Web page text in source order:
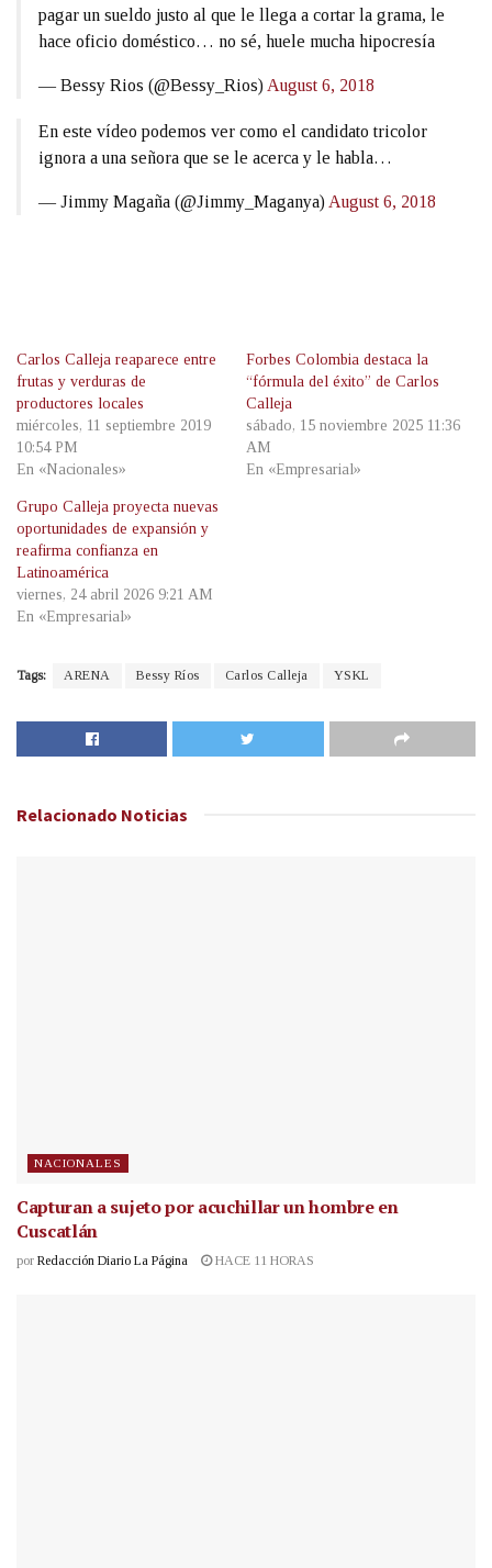
pagar un sueldo justo al que le llega a cortar la grama, le
hace oficio doméstico… no sé, huele mucha hipocresía
— Bessy Rios (@Bessy_Rios) August 6, 2018
En este vídeo podemos ver como el candidato tricolor
ignora a una señora que se le acerca y le habla…
— Jimmy Magaña (@Jimmy_Maganya) August 6, 2018
Carlos Calleja reaparece entre
frutas y verduras de
productores locales
miércoles, 11 septiembre 2019
10:54 PM
En «Nacionales»
Forbes Colombia destaca la
“fórmula del éxito” de Carlos
Calleja
sábado, 15 noviembre 2025 11:36
AM
En «Empresarial»
Grupo Calleja proyecta nuevas
oportunidades de expansión y
reafirma confianza en
Latinoamérica
viernes, 24 abril 2026 9:21 AM
En «Empresarial»
Tags: ARENA Bessy Ríos Carlos Calleja YSKL
Relacionado Noticias
NACIONALES
Capturan a sujeto por acuchillar un hombre en
Cuscatlán
por Redacción Diario La Página HACE 11 HORAS